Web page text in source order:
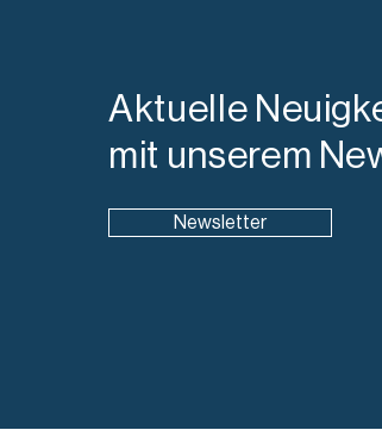
Aktuelle
mit unserem
Newsletter